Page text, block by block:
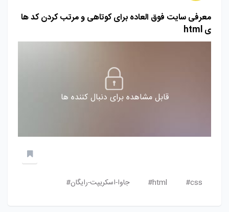
معرفی سایت فوق العاده برای کوتاهی و مرتب کردن کد ها
ی html
قابل مشاهده برای دنبال کننده ها
css#
html# جاوا-اسکریپت-رایگان#